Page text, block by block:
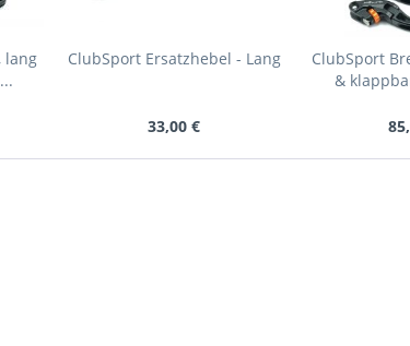
lang
ClubSport Ersatzhebel - Lang
33,00 €
ClubSport
&